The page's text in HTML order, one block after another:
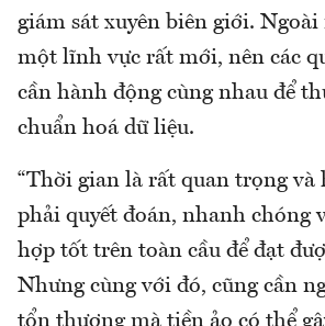
giám sát xuyên biên giới.
một lĩnh vực rất mới, nên các
cần hành động cùng nhau để
chuẩn hoá dữ liệu.
“Thời gian là rất quan trọng và
phải quyết đoán, nhanh chóng
hợp tốt trên toàn cầu để đạt
Nhưng cùng với đó, cũng cần
tổn thương mà tiền ảo có thể